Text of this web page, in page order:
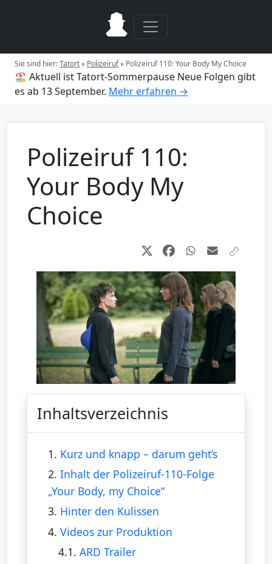
Sie sind hier:Tatort» Polizeiruf» Polizeiruf 110: Your Body My Choice
🏖️ Aktuell ist Tatort-Sommerpause Neue Folgen gibt
es ab 13 September. Mehr erfahren →
Polizeiruf 110:
Your Body My
Choice
Inhaltsverzeichnis
1. Kurz und knapp – darum geht’s
2. Inhalt der Polizeiruf-110-Folge
„Your Body, my Choice“
3. Hinter den Kulissen
4. Videos zur Produktion
4.1.ARD Trailer